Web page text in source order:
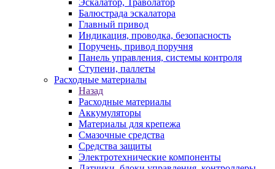
Эскалатор, Траволатор
Балюстрада эскалатора
Главный привод
Индикация, проводка, безопасность
Поручень, привод поручня
Панель управления, системы контроля
Ступени, паллеты
Расходные материалы
Назад
Расходные материалы
Аккумуляторы
Материалы для крепежа
Смазочные средства
Средства защиты
Электротехнические компоненты